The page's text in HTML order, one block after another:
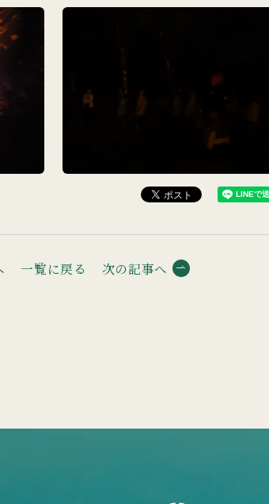
一覧に戻る 次の記事へ